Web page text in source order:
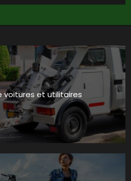
voitures et utilitaires